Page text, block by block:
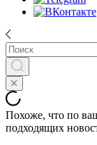
Похоже, что по
подходящих